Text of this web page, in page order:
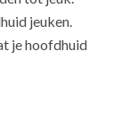
jeuken.
je hoofdhuid